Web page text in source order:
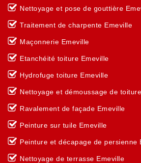
Nettoyage et pose de gouttière
Traitement de charpente Emeville
Maçonnerie Emeville
Etanchéité toiture Emeville
Hydrofuge toiture Emeville
Nettoyage et démoussage de
Ravalement de façade Emeville
Peinture sur tuile Emeville
Peinture et décapage de persienne
Nettoyage de terrasse Emeville